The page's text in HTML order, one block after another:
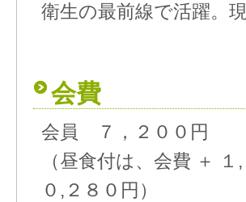
衛生の最前線で活躍。
会費
会員 ７，２００円
（昼食付は、会費
０,２８０円）